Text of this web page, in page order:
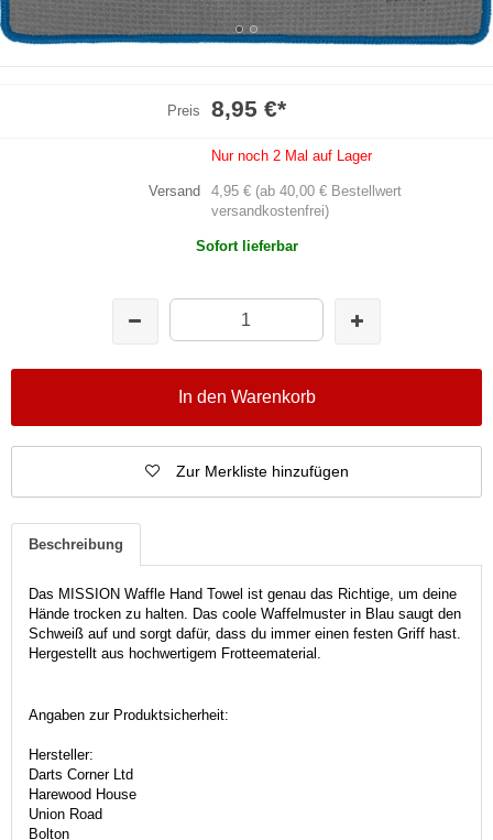
Preis 8,95 €*
Nur noch 2 Mal auf Lager
Versand
4,95 € (ab 40,00 € Bestellwert
versandkostenfrei)
Sofort lieferbar
In den Warenkorb
Zur Merkliste hinzufügen
Beschreibung
Das MISSION Waffle Hand Towel ist genau das Richtige, um deine
Hände trocken zu halten. Das coole Waffelmuster in Blau saugt den
Schweiß auf und sorgt dafür, dass du immer einen festen Griff hast.
Hergestellt aus hochwertigem Frotteematerial.
Angaben zur Produktsicherheit:
Hersteller:
Darts Corner Ltd
Harewood House
Union Road
Bolton